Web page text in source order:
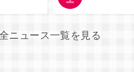
ニュース一覧を見る